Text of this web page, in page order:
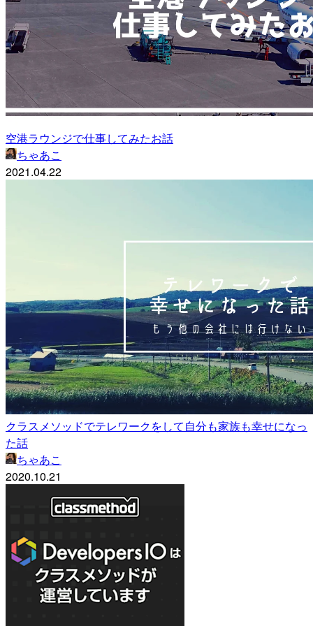
空港ラウンジで仕事してみたお話
ちゃあこ
2021.04.22
クラスメソッドでテレワークをして自分も家族も幸せになっ
た話
ちゃあこ
2020.10.21